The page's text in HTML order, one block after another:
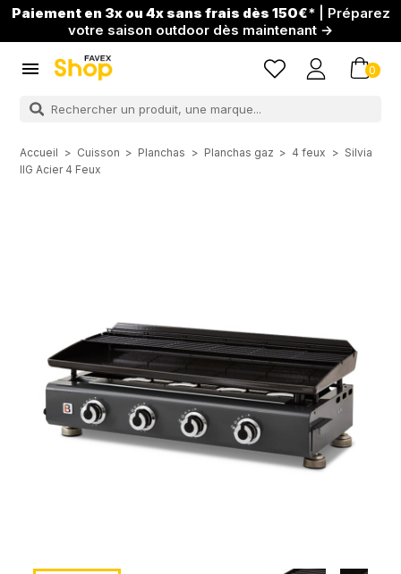
Paiement en 3x ou 4x sans frais dès 150€* | Préparez
votre saison outdoor dès maintenant →
 0
Accueil Cuisson Planchas Planchas gaz 4 feux
Silvia
IIG Acier 4 Feux